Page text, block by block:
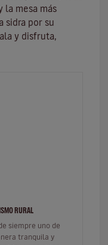
la mesa más
sidra por su
y disfruta,
RURAL
siempre uno de
tranquila y